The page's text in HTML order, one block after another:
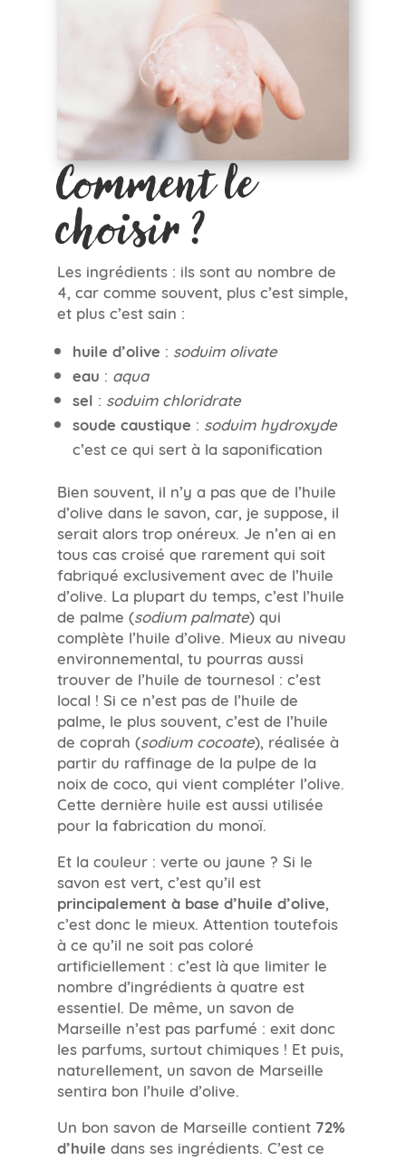
Comment le
choisir ?
Les ingrédients : ils sont au nombre de
4, car comme souvent, plus c’est simple,
et plus c’est sain :
huile d’olive : soduim olivate
eau : aqua
sel : soduim chloridrate
soude caustique : soduim hydroxyde
c’est ce qui sert à la saponification
Bien souvent, il n’y a pas que de l’huile
d’olive dans le savon, car, je suppose, il
serait alors trop onéreux. Je n’en ai en
tous cas croisé que rarement qui soit
fabriqué exclusivement avec de l’huile
d’olive. La plupart du temps, c’est l’huile
de palme (sodium palmate) qui
complète l’huile d’olive. Mieux au niveau
environnemental, tu pourras aussi
trouver de l’huile de tournesol : c’est
local ! Si ce n’est pas de l’huile de
palme, le plus souvent, c’est de l’huile
de coprah (sodium cocoate), réalisée à
partir du raffinage de la pulpe de la
noix de coco, qui vient compléter l’olive.
Cette dernière huile est aussi utilisée
pour la fabrication du monoï.
Et la couleur : verte ou jaune ? Si le
savon est vert, c’est qu’il est
principalement à base d’huile d’olive
c’est donc le mieux. Attention toutefois
à ce qu’il ne soit pas coloré
artificiellement : c’est là que limiter le
nombre d’ingrédients à quatre est
essentiel. De même, un savon de
Marseille n’est pas parfumé : exit donc
les parfums, surtout chimiques ! Et puis,
naturellement, un savon de Marseille
sentira bon l’huile d’olive.
Un bon savon de Marseille contient 72%
d’huile dans ses ingrédients. C’est ce